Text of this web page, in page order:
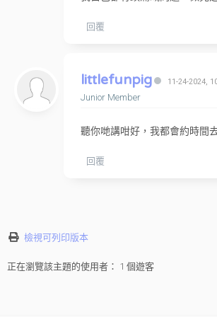
回覆
littlefunpig 11-24-2024,
Junior Member
聽你哋講咁好，我都會約時間
回覆
檢視可列印版本
正在瀏覽該主題的使用者： 1 個遊客